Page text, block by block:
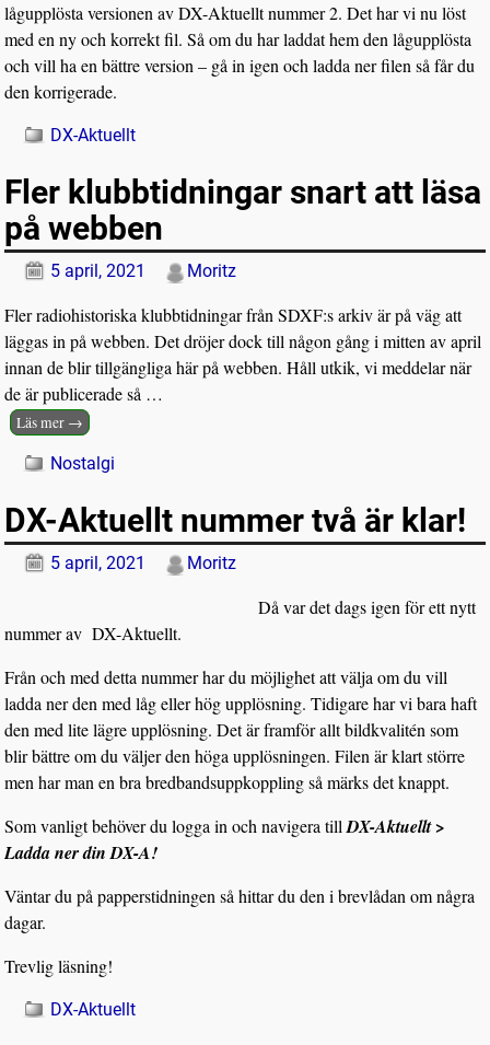
lågupplösta versionen av DX-Aktuellt nummer 2. Det har vi nu löst
med en ny och korrekt fil. Så om du har laddat hem den lågupplösta
och vill ha en bättre version – gå in igen och ladda ner filen så får du
den korrigerade.
DX-Aktuellt
Fler klubbtidningar snart att läsa
på webben
5 april, 2021 Moritz
Fler radiohistoriska klubbtidningar från SDXF:s arkiv är på väg att
läggas in på webben. Det dröjer dock till någon gång i mitten av april
innan de blir tillgängliga här på webben. Håll utkik, vi meddelar när
de är publicerade så …
Läs mer →
Nostalgi
DX-Aktuellt nummer två är klar!
5 april, 2021 Moritz
Då var det dags igen för ett nytt
nummer av DX-Aktuellt.
Från och med detta nummer har du möjlighet att välja om du vill
ladda ner den med låg eller hög upplösning. Tidigare har vi bara haft
den med lite lägre upplösning. Det är framför allt bildkvalitén som
blir bättre om du väljer den höga upplösningen. Filen är klart större
men har man en bra bredbandsuppkoppling så märks det knappt.
Som vanligt behöver du logga in och navigera tillDX-Aktuellt >
Ladda ner din DX-A!
Väntar du på papperstidningen så hittar du den i brevlådan om några
dagar.
Trevlig läsning!
DX-Aktuellt